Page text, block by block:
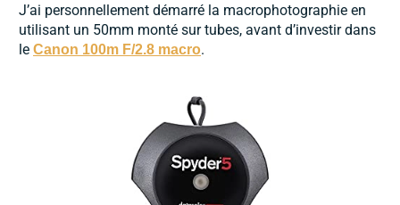
J’ai personnellement démarré la macrophotographie en
utilisant un 50mm monté sur tubes, avant d’investir dans
le Canon 100m F/2.8 macro.